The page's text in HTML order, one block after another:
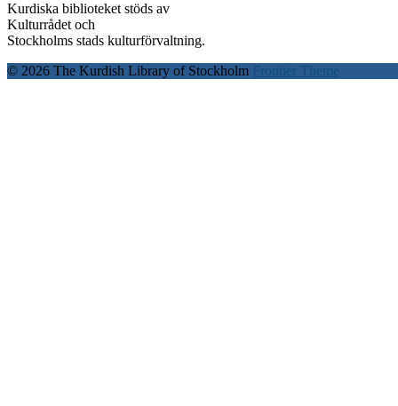
Kurdiska biblioteket stöds av
Kulturrådet och
Stockholms stads kulturförvaltning.
© 2026 The Kurdish Library of Stockholm Frontier Theme